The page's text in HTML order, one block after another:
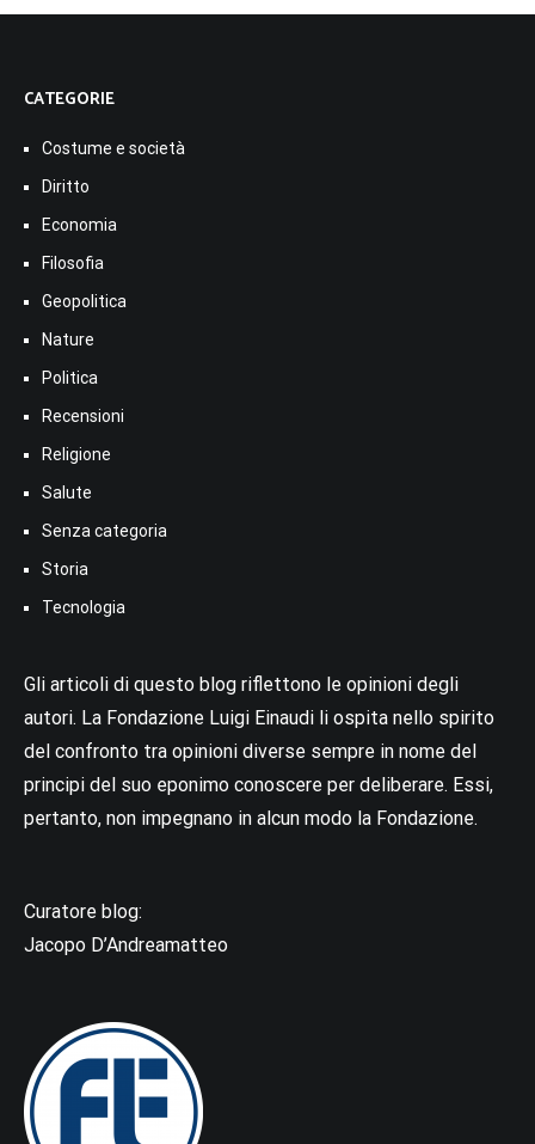
CATEGORIE
Costume e società
Diritto
Economia
Filosofia
Geopolitica
Nature
Politica
Recensioni
Religione
Salute
Senza categoria
Storia
Tecnologia
Gli articoli di questo blog riflettono le opinioni degli
autori. La Fondazione Luigi Einaudi li ospita nello spirito
del confronto tra opinioni diverse sempre in nome del
principi del suo eponimo conoscere per deliberare. Essi,
pertanto, non impegnano in alcun modo la Fondazione.
Curatore blog:
Jacopo D’Andreamatteo